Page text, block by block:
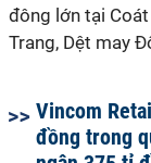
đông lớn tại Coát
Trang, Dệt may
Vincom
đồng trong